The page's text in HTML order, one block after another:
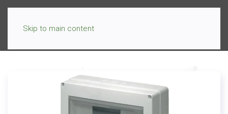
Skip to main content